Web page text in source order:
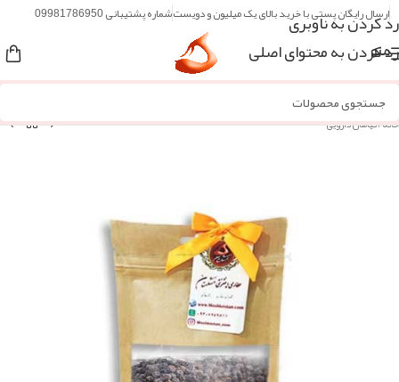
رد کردن به ناوبری
رد کردن به محتوای اصلی
ارسال رایگان پستی با خرید بالای یک میلیون و دویستشماره پشتیبانی 09981786950
منو
خانه/گیاهان دارویی